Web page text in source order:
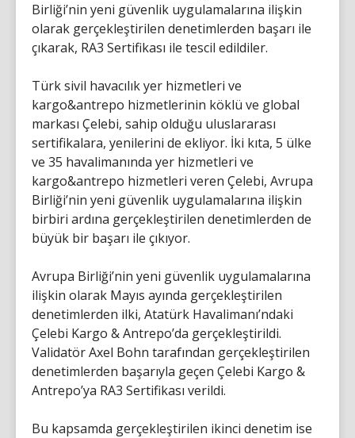
Birliği’nin yeni güvenlik uygulamalarına ilişkin
olarak gerçekleştirilen denetimlerden başarı ile
çıkarak, RA3 Sertifikası ile tescil edildiler.
Türk sivil havacılık yer hizmetleri ve
kargo&antrepo hizmetlerinin köklü ve global
markası Çelebi, sahip olduğu uluslararası
sertifikalara, yenilerini de ekliyor. İki kıta, 5 ülke
ve 35 havalimanında yer hizmetleri ve
kargo&antrepo hizmetleri veren Çelebi, Avrupa
Birliği’nin yeni güvenlik uygulamalarına ilişkin
birbiri ardına gerçekleştirilen denetimlerden de
büyük bir başarı ile çıkıyor.
Avrupa Birliği’nin yeni güvenlik uygulamalarına
ilişkin olarak Mayıs ayında gerçekleştirilen
denetimlerden ilki, Atatürk Havalimanı’ndaki
Çelebi Kargo & Antrepo’da gerçekleştirildi.
Validatör Axel Bohn tarafından gerçekleştirilen
denetimlerden başarıyla geçen Çelebi Kargo &
Antrepo’ya RA3 Sertifikası verildi.
Bu kapsamda gerçekleştirilen ikinci denetim ise